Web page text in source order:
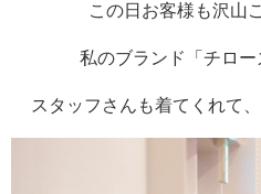
この日お客様も沢山
私のブランド「チロー
スタッフさんも着てくれて